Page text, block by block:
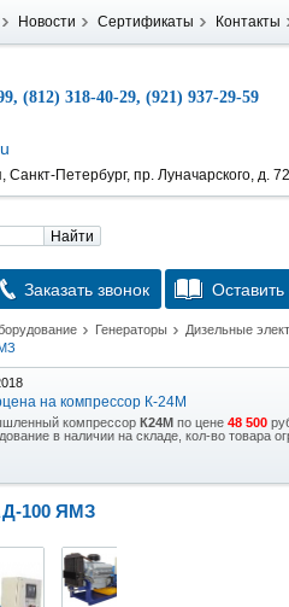
Новости Сертификаты Контакты
(812) 318-40-29, (921) 937-29-59
Санкт-Петербург, пр. Луначарского, д. 72
Найти
Заказать звонок
Генераторы
Дизельные
на компрессор К-24М
компрессор К24М по цене 48 500
в наличии на складе, кол-во товара
возможность приобрести (в наличии на
на склад насосов
100 ЯМЗ